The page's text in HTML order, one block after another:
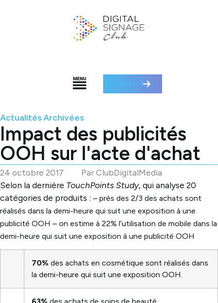
Contact
Actualités Archivées
Impact des publicités
OOH sur l'acte d'achat
24 octobre 2017 ParClubDigitalMedia
Selon la dernière TouchPoints Study, qui analyse 20
catégories de produits : – près des 2/3 des achats sont
réalisés dans la demi-heure qui suit une exposition à une
publicité OOH – on estime à 22% l’utilisation de mobile dans la
demi-heure qui suit une exposition à une publicité OOH
70% des achats en cosmétique sont réalisés dans
la demi-heure qui suit une exposition OOH.